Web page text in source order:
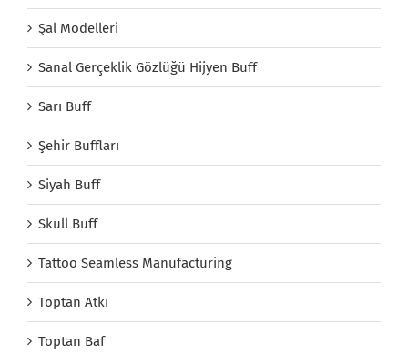
Şal Modelleri
Sanal Gerçeklik Gözlüğü Hijyen Buff
Sarı Buff
Şehir Buffları
Siyah Buff
Skull Buff
Tattoo Seamless Manufacturing
Toptan Atkı
Toptan Baf